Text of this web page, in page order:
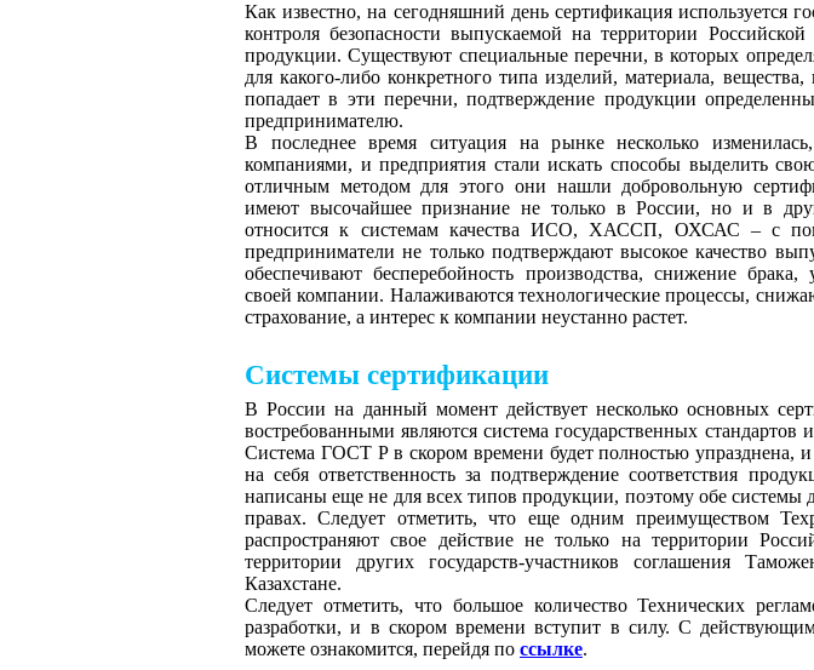
Как известно, на сегодняшний день сертификация используется
контроля безопасности выпускаемой на территории
продукции. Существуют специальные перечни, в которых
для какого-либо конкретного типа изделий, материала,
попадает в эти перечни, подтверждение продукции
предпринимателю.
В последнее время ситуация на рынке несколько
компаниями, и предприятия стали искать способы выделить
отличным методом для этого они нашли добровольную
имеют высочайшее признание не только в России, но и в
относится к системам качества ИСО, ХАССП, ОХСАС – с
предприниматели не только подтверждают высокое качество
обеспечивают бесперебойность производства, снижение брака,
своей компании. Налаживаются технологические процессы,
страхование, а интерес к компании неустанно растет.
Системы сертификации
В России на данный момент действует несколько основных
востребованными являются система государственных стандартов
Система ГОСТ Р в скором времени будет полностью упразднена,
на себя ответственность за подтверждение соответствия
написаны еще не для всех типов продукции, поэтому обе системы
правах. Следует отметить, что еще одним преимуществом
распространяют свое действие не только на территории
территории других государств-участников соглашения
Казахстане.
Следует отметить, что большое количество Технических
разработки, и в скором времени вступит в силу. С
можете ознакомится, перейдя по ссылке.